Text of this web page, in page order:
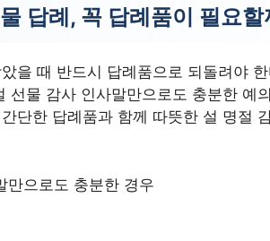
답례, 꼭 답례품이 필요할
을 때 반드시 답례품으로 되돌려야
선물 감사 인사말만으로도 충분한 예
단한 답례품과 함께 따뜻한 설 명절
만으로도 충분한 경우